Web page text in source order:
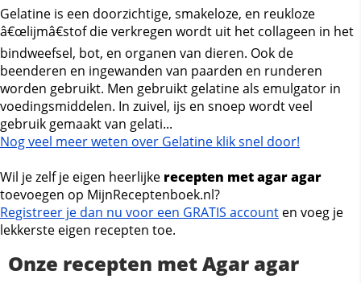
Gelatine is een doorzichtige, smakeloze, en reukloze
â€œlijmâ€stof die verkregen wordt uit het collageen in het
bindweefsel, bot, en organen van dieren. Ook de
beenderen en ingewanden van paarden en runderen
worden gebruikt. Men gebruikt gelatine als emulgator in
voedingsmiddelen. In zuivel, ijs en snoep wordt veel
gebruik gemaakt van gelati...
Nog veel meer weten over Gelatine klik snel door!
Wil je zelf je eigen heerlijke recepten met agar agar
toevoegen op MijnReceptenboek.nl?
Registreer je dan nu voor een GRATIS account en voeg je
lekkerste eigen recepten toe.
Onze recepten met Agar agar